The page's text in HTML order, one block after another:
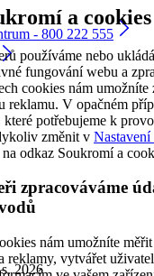
a cookies
používáme nebo
fungování webu a
cookies nám umožníte
reklamu. V opačném
které potřebujeme k
změnit v Nastavení
odkaz Soukromí a
zpracováváme
nám umožníte
reklamy, vytvářet
- 800 222 555
2026